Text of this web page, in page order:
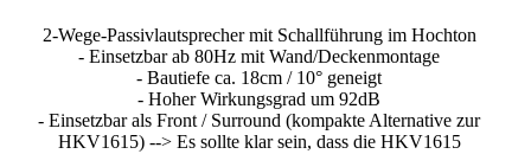
2-Wege-Passivlautsprecher mit Schallführung im Hochton
- Einsetzbar ab 80Hz mit Wand/Deckenmontage
- Bautiefe ca. 18cm / 10° geneigt
- Hoher Wirkungsgrad um 92dB
- Einsetzbar als Front / Surround (kompakte Alternative zur
HKV1615) --> Es sollte klar sein, dass die HKV1615